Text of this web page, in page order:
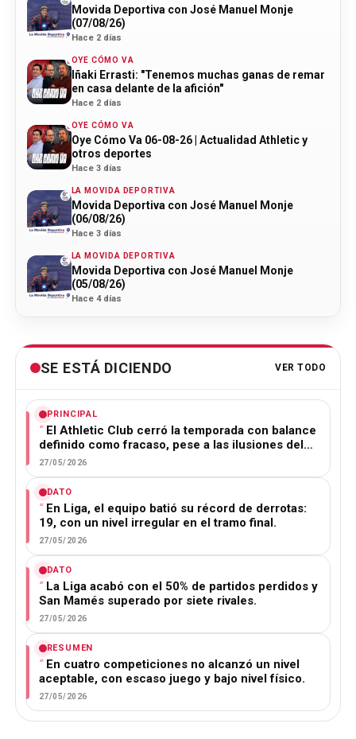
Movida Deportiva con José Manuel Monje
(07/08/26)
Hace 2 días
OYE CÓMO VA
Iñaki Errasti: "Tenemos muchas ganas de remar
en casa delante de la afición"
Hace 2 días
OYE CÓMO VA
Oye Cómo Va 06-08-26 | Actualidad Athletic y
otros deportes
Hace 3 días
LA MOVIDA DEPORTIVA
Movida Deportiva con José Manuel Monje
(06/08/26)
Hace 3 días
LA MOVIDA DEPORTIVA
Movida Deportiva con José Manuel Monje
(05/08/26)
Hace 4 días
SE ESTÁ DICIENDO VER TODO
PRINCIPAL
El Athletic Club cerró la temporada con balance
definido como fracaso, pese a las ilusiones del…
27/05/2026
DATO
En Liga, el equipo batió su récord de derrotas:
19, con un nivel irregular en el tramo final.
27/05/2026
DATO
La Liga acabó con el 50% de partidos perdidos y
San Mamés superado por siete rivales.
27/05/2026
RESUMEN
En cuatro competiciones no alcanzó un nivel
aceptable, con escaso juego y bajo nivel físico.
27/05/2026